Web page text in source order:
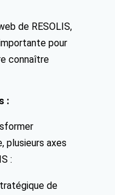
de RESOLIS,
pour
connaître
:
plusieurs axes
:
de